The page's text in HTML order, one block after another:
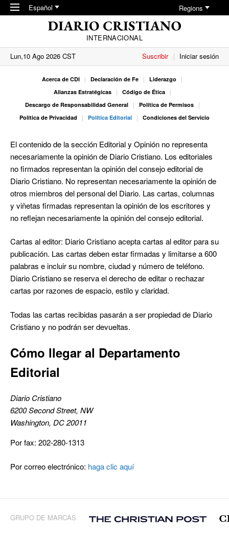
Skip to main content
Español Regions
INTERNACIONAL
Lun,10 Ago 2026 CST
Suscribir Iniciar sesión
Acerca de CDI Declaración de Fe
Liderazgo
Alianzas Estratégicas
Código de Ética
Descargo de Responsabilidad General
Política de Permisos
Política de Privacidad
Política Editorial Condiciones del Servicio
El contenido de la sección Editorial y Opinión no representa
necesariamente la opinión de Diario Cristiano. Los editoriales
no firmados representan la opinión del consejo editorial de
Diario Cristiano. No representan necesariamente la opinión de
otros miembros del personal del Diario. Las cartas, columnas
y viñetas firmadas representan la opinión de los escritores y
no reflejan necesariamente la opinión del consejo editorial.
Cartas al editor: Diario Cristiano acepta cartas al editor para su
publicación. Las cartas deben estar firmadas y limitarse a 600
palabras e incluir su nombre, ciudad y número de teléfono.
Diario Cristiano se reserva el derecho de editar o rechazar
cartas por razones de espacio, estilo y claridad.
Todas las cartas recibidas pasarán a ser propiedad de Diario
Cristiano y no podrán ser devueltas.
Cómo llegar al Departamento
Editorial
Diario Cristiano
6200 Second Street, NW
Washington, DC 20011
Por fax: 202-280-1313
Por correo electrónico: haga clic aquí
GRUPO DE MARCAS